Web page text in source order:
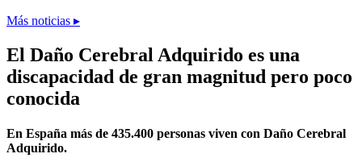
Más noticias ▸
El Daño Cerebral Adquirido es una
discapacidad de gran magnitud pero poco
conocida
En España más de 435.400 personas viven con Daño Cerebral
Adquirido.